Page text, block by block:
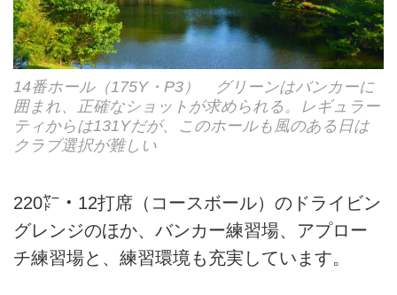
14番ホール（175Y・P3） グリーンはバンカーに
囲まれ、正確なショットが求められる。レギュラー
ティからは131Yだが、このホールも風のある日は
クラブ選択が難しい
220㍎・12打席（コースボール）のドライビン
グレンジのほか、バンカー練習場、アプロー
チ練習場と、練習環境も充実しています。